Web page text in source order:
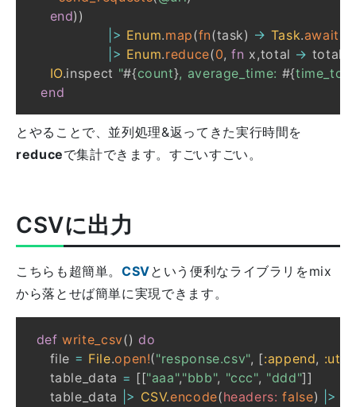
end) )
|> Enum.map(fn(task) -> Task.await
|> Enum.reduce(0, fn x,total -> total
IO.inspect "#{count}, average_time: #{
end
とやることで、並列処理&返ってきた実行時間を
reduceで集計できます。すごいすごい。
CSVに出力
こちらも超簡単。CSVという便利なライブラリをmix
から落とせば簡単に実現できます。
def write_csv() do
    file
= File.open!("response.csv", [:append, :utf8
    table_data
= [["aaa","bbb", "ccc", "ddd"]]
    table_data
|> CSV.encode(headers: false) |>